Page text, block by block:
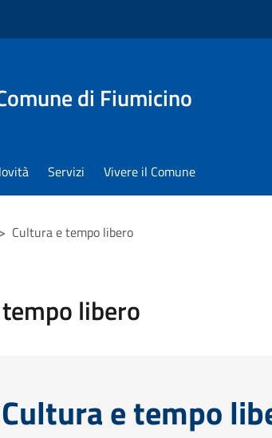
di Fiumicino
Servizi Vivere il Comune
> Cultura e tempo libero
libero
e tempo